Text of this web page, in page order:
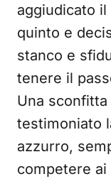
aggiudicato
quinto e
stanco e
tenere il
Una
testimoniato
azzurro,
competere